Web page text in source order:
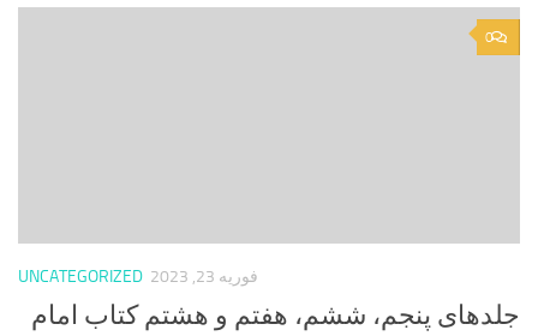
0
UNCATEGORIZED فوریه 23, 2023
جلدهای پنجم، ششم، هفتم و هشتم کتاب امام